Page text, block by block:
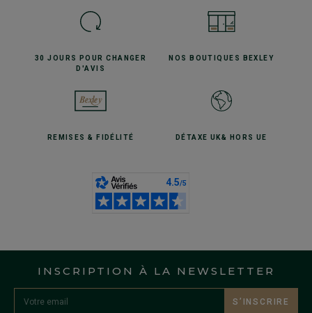
30 JOURS POURCHANGER
D'AVIS
NOS BOUTIQUES BEXLEY
REMISES& FIDÉLITÉ DÉTAXE UK& HORS UE
INSCRIPTION À LA NEWSLETTER
S’INSCRIRE